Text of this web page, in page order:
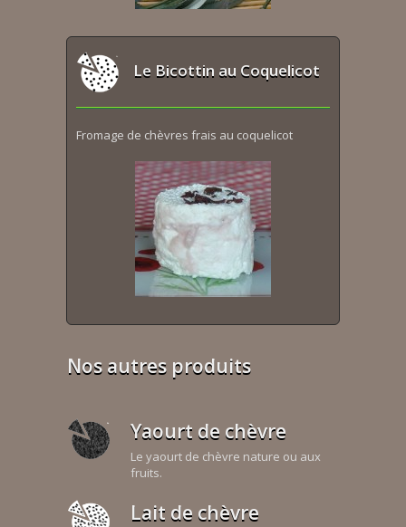
Le Bicottin au Coquelicot
Fromage de chèvres frais au coquelicot
Nos autres produits
Yaourt de chèvre
Le yaourt de chèvre nature ou aux
fruits.
Lait de chèvre